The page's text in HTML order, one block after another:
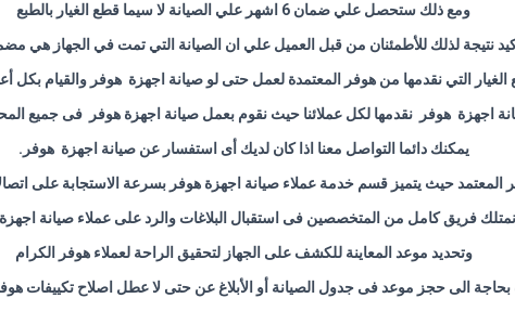
ومع ذلك ستحصل علي ضمان 6 اشهر علي الصيانة لا سيما قطع الغيار بالطبع
نتيجة لذلك للأطمئنان من قبل العميل علي ان الصيانة التي تمت في الجهاز هي
التي نقدمها من هوفر المعتمدة لعمل حتى لو صيانة اجهزة هوفر والقيام بكل
اجهزة هوفر نقدمها لكل عملائنا حيث نقوم بعمل صيانة اجهزة هوفر فى جميع
يمكنك دائما التواصل معنا اذا كان لديك أى استفسار عن صيانة اجهزة هوفر .
حيث يتميز قسم خدمة عملاء صيانة اجهزة هوفر بسرعة الاستجابة على
فريق كامل من المتخصصين فى استقبال البلاغات والرد على عملاء صيانة
وتحديد موعد المعاينة للكشف على الجهاز لتحقيق الراحة لعملاء هوفر الكرام
بحاجة الى حجز موعد فى جدول الصيانة أو الأبلاغ عن حتى لا عطل اصلاح تكييفات